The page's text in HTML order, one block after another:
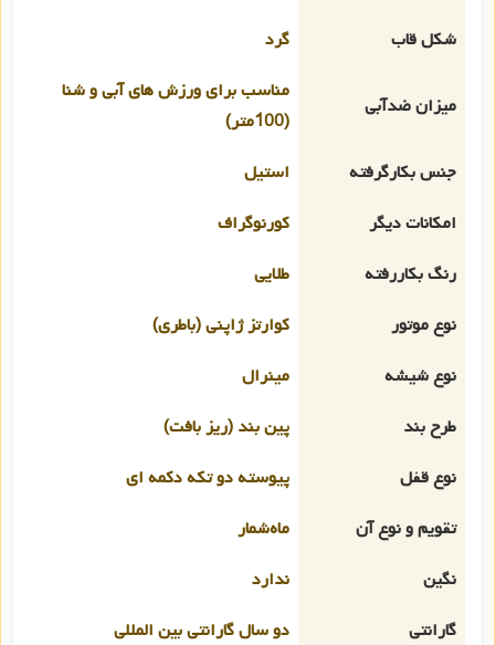
شکل قاب
گرد
میزان ضدآبی
مناسب برای ورزش های آبی و شنا
(100متر)
جنس بکارگرفته
استیل
امکانات دیگر
کورنوگراف
رنگ بکاررفته
طلایی
نوع موتور
کوارتز ژاپنی (باطری)
نوع شیشه
مینرال
طرح بند
پین بند (ریز بافت)
نوع قفل
پیوسته دو تکه دکمه ای
تقویم و نوع آن
ماه‌شمار
نگین
ندارد
گارانتی
دو سال گارانتی بین المللی